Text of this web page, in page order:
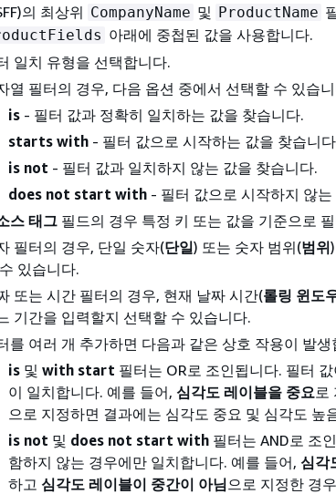
의 최상위 CompanyName 및 ProductName
아래에 중첩된 값을 사용합니다.
일치 유형을 선택합니다.
열 필터의 경우, 다음 옵션 중에서 선택할 수 있습
is - 필터 값과 정확히 일치하는 값을 찾습니다.
starts with - 필터 값으로 시작하는 값을 찾습니
is not - 필터 값과 일치하지 않는 값을 찾습니다.
does not start with - 필터 값으로 시작하지 않
스 태그 필드의 경우 특정 키 또는 값을 기준으로
필터의 경우, 단일 숫자(단일) 또는 숫자 범위(범위
있습니다.
또는 시간 필터의 경우, 현재 날짜 시간(롤링 윈도
기간을 입력할지 선택할 수 있습니다.
를 여러 개 추가하면 다음과 같은 상호 작용이 발생
is 및 with start 필터는 OR로 조인됩니다. 필터
이 일치합니다. 예를 들어, 심각도 레이블을 중요로
으로 지정하면 결과에는 심각도 중요 및 심각도 높
is not 및 does not start with 필터는 AND로 조
함하지 않는 경우에만 일치합니다. 예를 들어, 심각
하고 심각도 레이블이 중간이 아님으로 지정한 경